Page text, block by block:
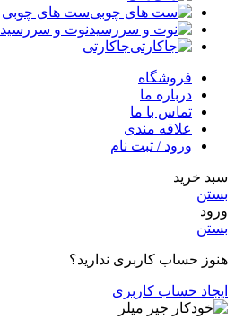
ست های چوبی
نوت و سررسید
جاکارتی
فروشگاه
درباره ما
تماس با ما
علاقه مندی
ورود / ثبت نام
سبد خرید
بستن
ورود
بستن
هنوز حساب کاربری ندارید؟
ایجاد حساب کاربری